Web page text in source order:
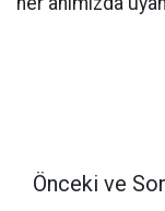
Önceki ve